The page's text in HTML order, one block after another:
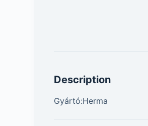
Description
Gyártó:Herma